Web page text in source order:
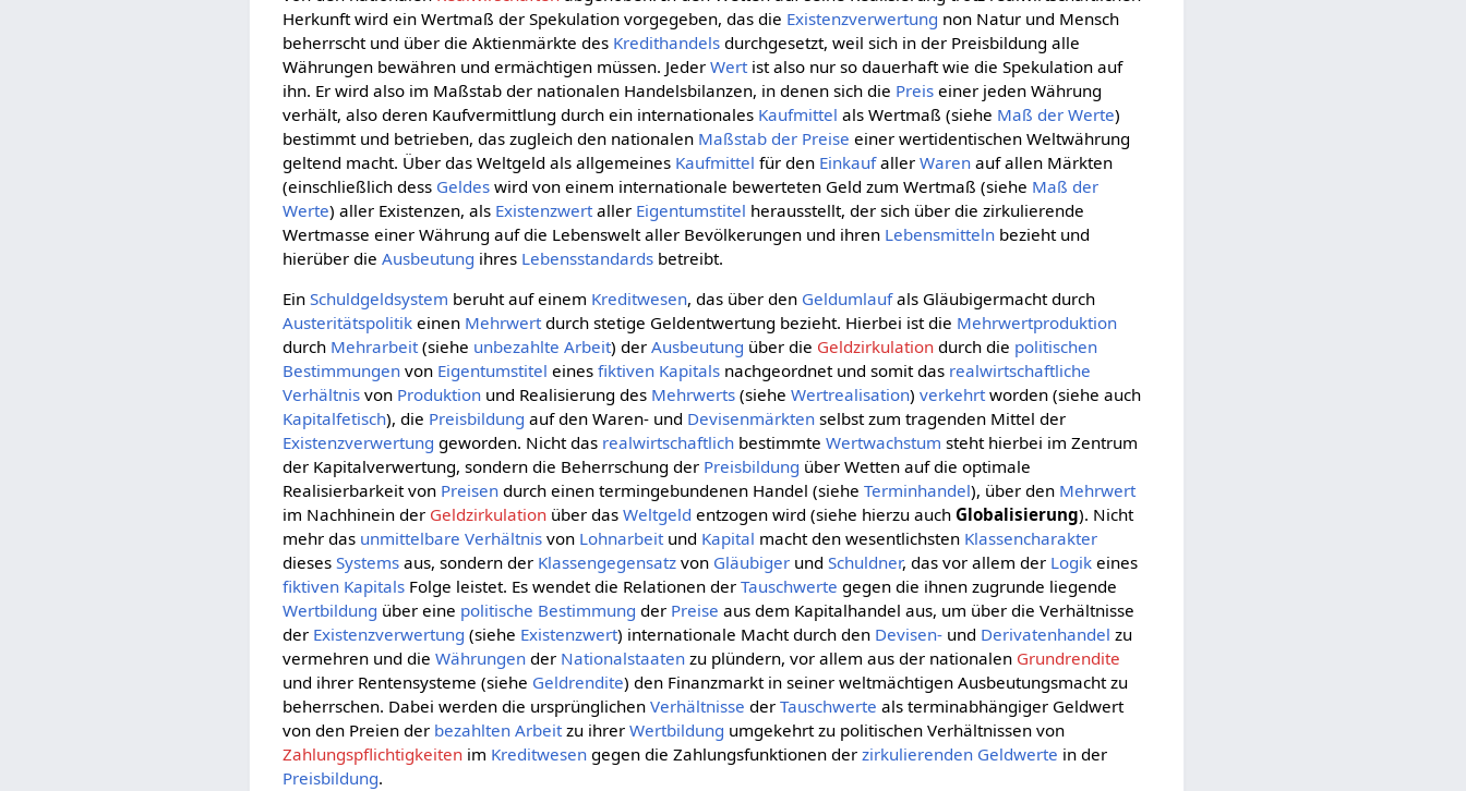
Herkunft wird ein Wertmaß der Spekulation vorgegeben, das die Existenzverwertung non Natur und Mensch
beherrscht und über die Aktienmärkte des Kredithandels durchgesetzt, weil sich in der Preisbildung alle
Währungen bewähren und ermächtigen müssen. JederWertist also nur so dauerhaft wie die Spekulation auf
ihn. Er wird also im Maßstab der nationalen Handelsbilanzen, in denen sich die Preis einer jeden Währung
verhält, also deren Kaufvermittlung durch ein internationales Kaufmittel als Wertmaß (siehe Maß der Werte)
bestimmt und betrieben, das zugleich den nationalen Maßstab der Preise einer wertidentischen Weltwährung
geltend macht. Über das Weltgeld als allgemeines Kaufmittel für den EinkaufallerWaren auf allen Märkten
(einschließlich dess Geldes wird von einem internationale bewerteten Geld zum Wertmaß (siehe Maß der
Werte) aller Existenzen, als Existenzwertaller Eigentumstitel herausstellt, der sich über die zirkulierende
Wertmasse einer Währung auf die Lebenswelt aller Bevölkerungen und ihren Lebensmitteln bezieht und
hierüber dieAusbeutung ihres Lebensstandards betreibt.
EinSchuldgeldsystem beruht auf einem Kreditwesen, das über den Geldumlaufals Gläubigermacht durch
Austeritätspolitik einen Mehrwertdurch stetige Geldentwertung bezieht. Hierbei ist die Mehrwertproduktion
durch Mehrarbeit(siehe unbezahlte Arbeit) derAusbeutung über die Geldzirkulation durch die politischen
Bestimmungen von Eigentumstitel einesfiktiven Kapitals nachgeordnet und somit das realwirtschaftliche
Verhältnis von Produktion und Realisierung des Mehrwerts (sieheWertrealisation)verkehrtworden (siehe auch
Kapitalfetisch), die Preisbildung auf den Waren- und Devisenmärkten selbst zum tragenden Mittel der
Existenzverwertung geworden. Nicht das realwirtschaftlich bestimmteWertwachstum steht hierbei im Zentrum
der Kapitalverwertung, sondern die Beherrschung der Preisbildung über Wetten auf die optimale
Realisierbarkeit von Preisen durch einen termingebundenen Handel (sieheTerminhandel), über den Mehrwert
im Nachhinein der Geldzirkulation über dasWeltgeld entzogen wird (siehe hierzu auchGlobalisierung). Nicht
mehr das unmittelbare Verhältnis von Lohnarbeitund Kapital macht den wesentlichsten Klassencharakter
diesesSystems aus, sondern der Klassengegensatz von Gläubiger undSchuldner, das vor allem der Logik eines
fiktiven Kapitals Folge leistet. Es wendet die Relationen derTauschwerte gegen die ihnen zugrunde liegende
Wertbildung über eine politische Bestimmung der Preise aus dem Kapitalhandel aus, um über die Verhältnisse
der Existenzverwertung (siehe Existenzwert) internationale Macht durch den Devisen- und Derivatenhandel zu
vermehren und dieWährungen der Nationalstaaten zu plündern, vor allem aus der nationalen Grundrendite
und ihrer Rentensysteme (siehe Geldrendite) den Finanzmarkt in seiner weltmächtigen Ausbeutungsmacht zu
beherrschen. Dabei werden die ursprünglichenVerhältnisse derTauschwerte als terminabhängiger Geldwert
von den Preien der bezahlten Arbeitzu ihrerWertbildung umgekehrt zu politischen Verhältnissen von
Zahlungspflichtigkeiten im Kreditwesen gegen die Zahlungsfunktionen derzirkulierenden Geldwerte in der
Preisbildung.